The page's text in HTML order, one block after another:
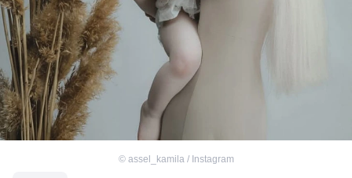
© assel_kamila / Instagram